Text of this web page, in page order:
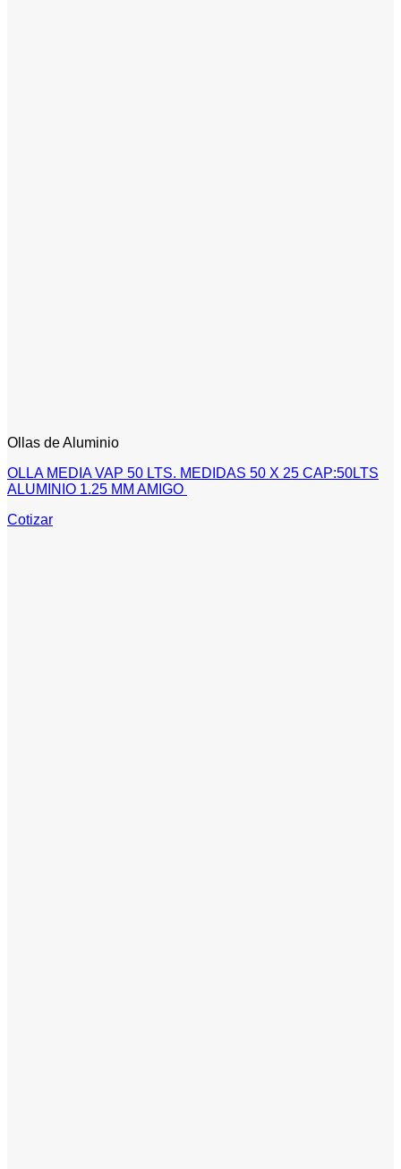
Ollas de Aluminio
OLLA MEDIA VAP 50 LTS. MEDIDAS 50 X 25 CAP:50LTS
ALUMINIO 1.25 MM AMIGO
Cotizar